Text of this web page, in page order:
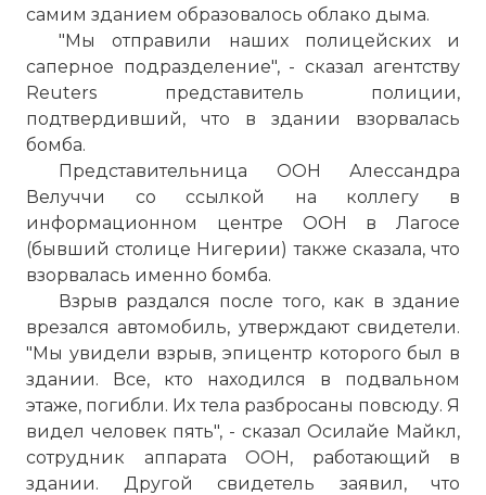
самим зданием образовалось облако дыма.
"Мы отправили наших полицейских и
саперное подразделение", - сказал агентству
Reuters представитель полиции,
подтвердивший, что в здании взорвалась
бомба.
Представительница ООН Алессандра
Велуччи со ссылкой на коллегу в
информационном центре ООН в Лагосе
(бывший столице Нигерии) также сказала, что
взорвалась именно бомба.
Взрыв раздался после того, как в здание
врезался автомобиль, утверждают свидетели.
"Мы увидели взрыв, эпицентр которого был в
здании. Все, кто находился в подвальном
этаже, погибли. Их тела разбросаны повсюду. Я
видел человек пять", - сказал Осилайе Майкл,
сотрудник аппарата ООН, работающий в
здании. Другой свидетель заявил, что